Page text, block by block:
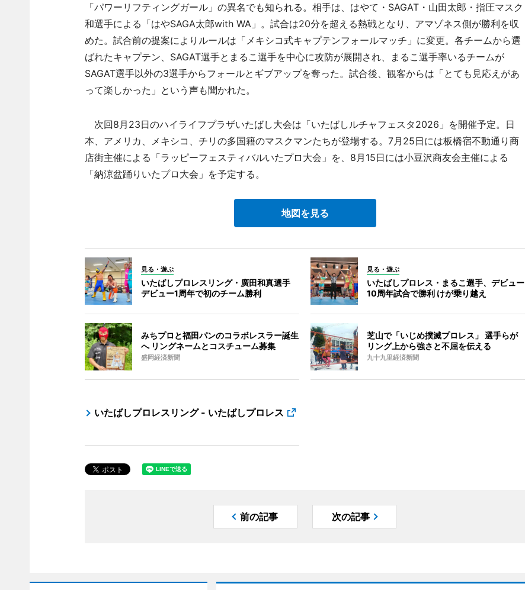
「パワーリフティングガール」の異名でも知られる。相手は、はやて・SAGAT・山田太郎・指圧マスク
和選手による「はやSAGA太郎with WA」。試合は20分を超える熱戦となり、アマゾネス側が勝利を収
めた。試合前の提案によりルールは「メキシコ式キャプテンフォールマッチ」に変更。各チームから選
ばれたキャプテン、SAGAT選手とまるこ選手を中心に攻防が展開され、まるこ選手率いるチームが
SAGAT選手以外の3選手からフォールとギブアップを奪った。試合後、観客からは「とても見応えがあ
って楽しかった」という声も聞かれた。
次回8月23日のハイライフプラザいたばし大会は「いたばしルチャフェスタ2026」を開催予定。日
本、アメリカ、メキシコ、チリの多国籍のマスクマンたちが登場する。7月25日には板橋宿不動通り商
店街主催による「ラッピーフェスティバルいたプロ大会」を、8月15日には小豆沢商友会主催による
「納涼盆踊りいたプロ大会」を予定する。
地図を見る
見る・遊ぶ
いたばしプロレスリング・廣田和真選手
デビュー1周年で初のチーム勝利
見る・遊ぶ
いたばしプロレス・まるこ選手、デビュー
10周年試合で勝利 けが乗り越え
みちプロと福田パンのコラボレスラー誕生
へ リングネームとコスチューム募集
盛岡経済新聞
芝山で「いじめ撲滅プロレス」 選手らが
リング上から強さと不屈を伝える
九十九里経済新聞
いたばしプロレスリング - いたばしプロレス
前の記事 次の記事